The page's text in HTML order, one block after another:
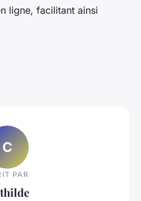
ligne, facilitant ainsi
C
PAR